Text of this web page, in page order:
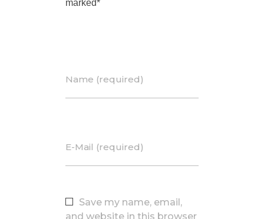
marked*
Name (required)
E-Mail (required)
Save my name, email,
and website in this browser